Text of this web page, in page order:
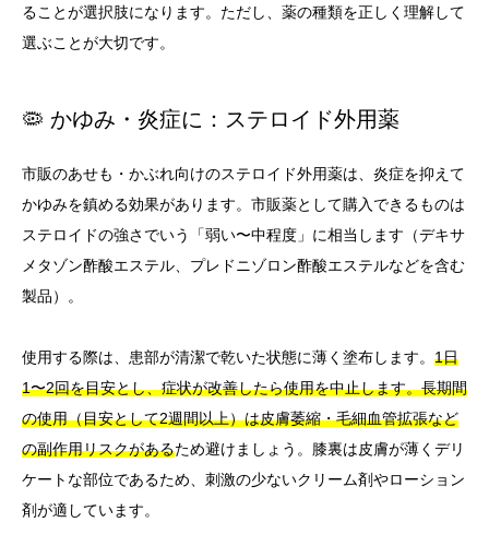
ることが選択肢になります。ただし、薬の種類を正しく理解して
選ぶことが大切です。
🦠 かゆみ・炎症に：ステロイド外用薬
市販のあせも・かぶれ向けのステロイド外用薬は、炎症を抑えて
かゆみを鎮める効果があります。市販薬として購入できるものは
ステロイドの強さでいう「弱い〜中程度」に相当します（デキサ
メタゾン酢酸エステル、プレドニゾロン酢酸エステルなどを含む
製品）。
使用する際は、患部が清潔で乾いた状態に薄く塗布します。 1日
1〜2回を目安とし、症状が改善したら使用を中止します。長期間
の使用（目安として2週間以上）は皮膚萎縮・毛細血管拡張など
の副作用リスクがあるため避けましょう。膝裏は皮膚が薄くデリ
ケートな部位であるため、刺激の少ないクリーム剤やローション
剤が適しています。